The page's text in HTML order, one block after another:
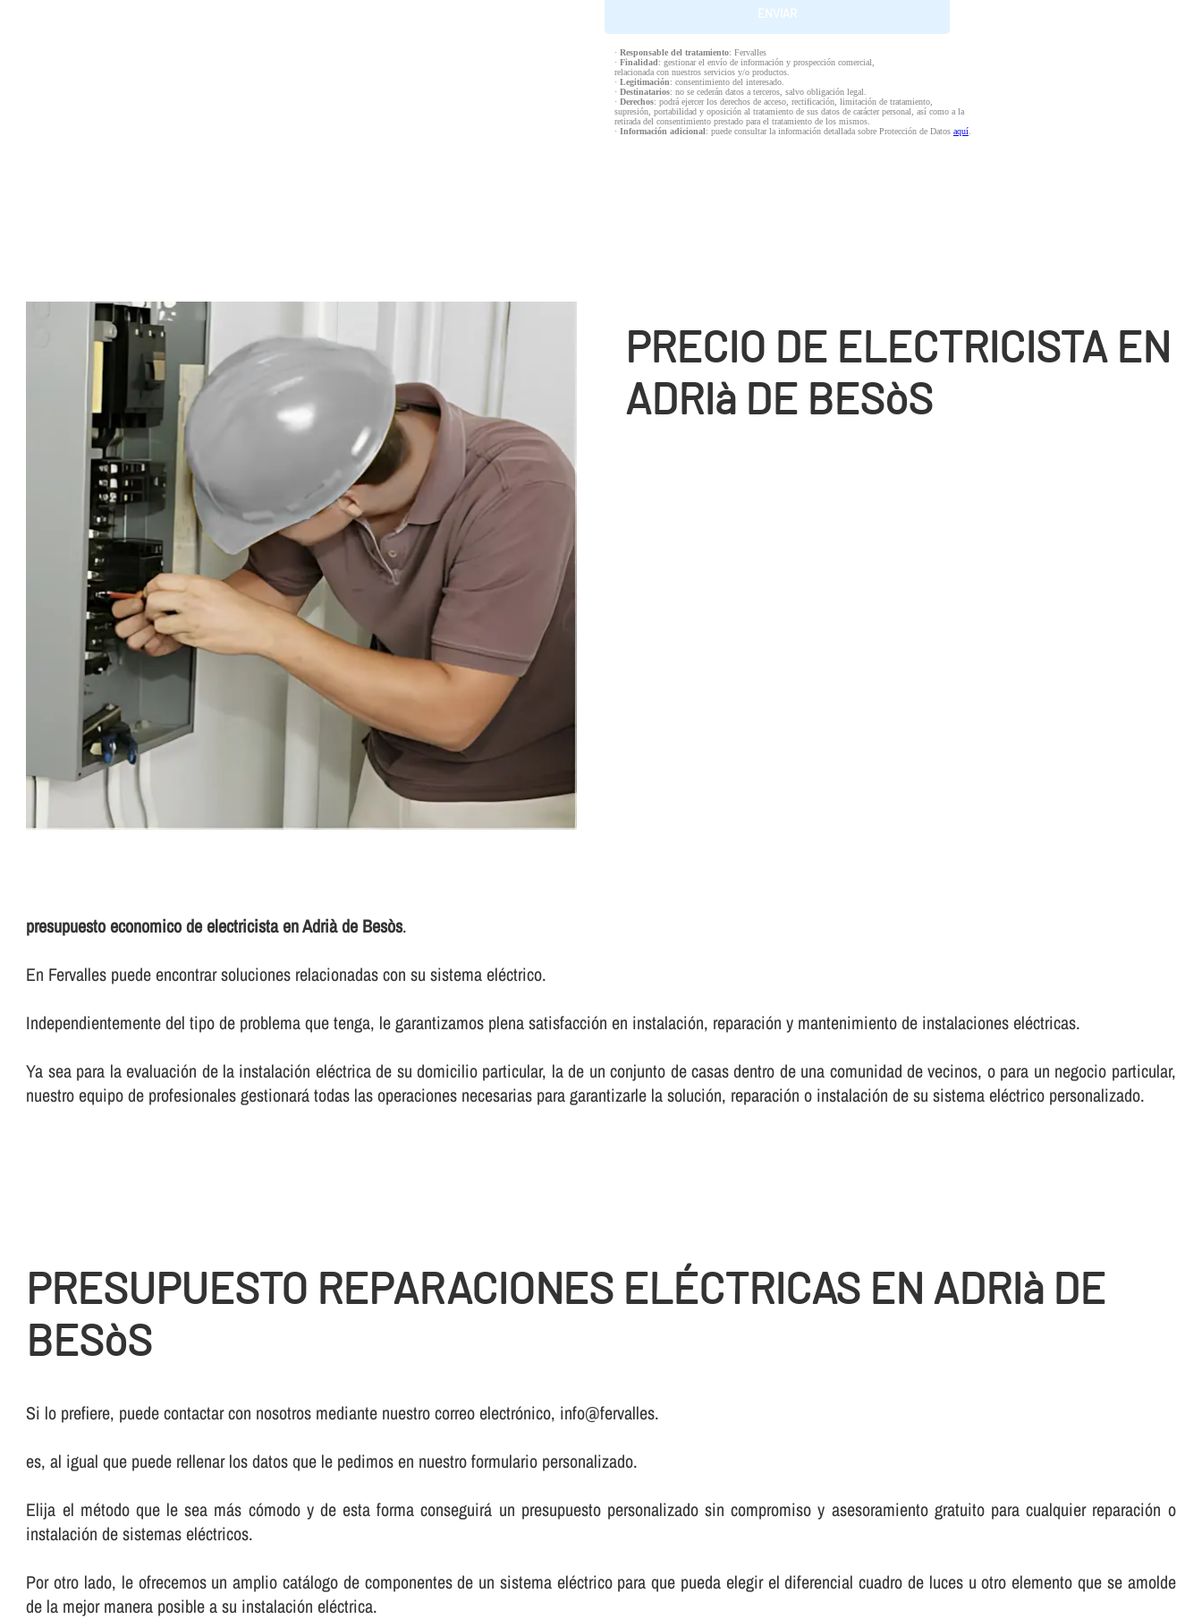
· Responsable del tratamiento: Fervalles
· Finalidad: gestionar el envío de información y prospección comercial,
relacionada con nuestros servicios y/o productos.
· Legitimación: consentimiento del interesado.
· Destinatarios: no se cederán datos a terceros, salvo obligación legal.
· Derechos: podrá ejercer los derechos de acceso, rectificación, limitación de tratamiento,
supresión, portabilidad y oposición al tratamiento de sus datos de carácter personal, así como a la
retirada del consentimiento prestado para el tratamiento de los mismos.
· Información adicional: puede consultar la información detallada sobre Protección de Datos aquí.
PRECIO DE ELECTRICISTA EN
ADRIà DE BESòS
presupuesto economico de electricista en Adrià de Besòs.
En Fervalles puede encontrar soluciones relacionadas con su sistema eléctrico.
Independientemente del tipo de problema que tenga, le garantizamos plena satisfacción en instalación, reparación y mantenimiento de instalaciones eléctricas.
Ya sea para la evaluación de la instalación eléctrica de su domicilio particular, la de un conjunto de casas dentro de una comunidad de vecinos, o para un negocio particular,
nuestro equipo de profesionales gestionará todas las operaciones necesarias para garantizarle la solución, reparación o instalación de su sistema eléctrico personalizado.
PRESUPUESTO REPARACIONES ELÉCTRICAS EN ADRIà DE
BESòS
Si lo prefiere, puede contactar con nosotros mediante nuestro correo electrónico, info@fervalles.
es, al igual que puede rellenar los datos que le pedimos en nuestro formulario personalizado.
Elija el método que le sea más cómodo y de esta forma conseguirá un presupuesto personalizado sin compromiso y asesoramiento gratuito para cualquier reparación o
instalación de sistemas eléctricos.
Por otro lado, le ofrecemos un amplio catálogo de componentes de un sistema eléctrico para que pueda elegir el diferencial cuadro de luces u otro elemento que se amolde
de la mejor manera posible a su instalación eléctrica.